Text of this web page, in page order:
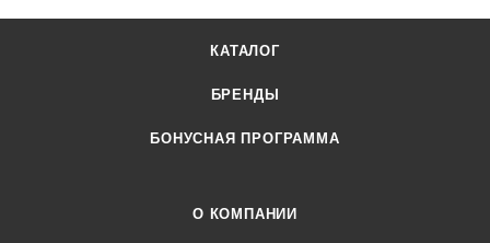
КАТАЛОГ
БРЕНДЫ
БОНУСНАЯ ПРОГРАММА
О КОМПАНИИ